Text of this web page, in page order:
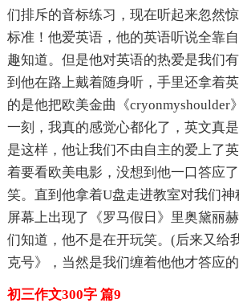
们排斥的音标练习，现在听起来忽然
标准！他爱英语，他的英语听说全靠
趣知道。但是他对英语的热爱是我们
到他在路上戴着随身听，手里还拿着
的是他把欧美金曲《cryonmyshoulder
一刻，我真的感觉心都化了，英文真
是这样，他让我们不由自主的爱上了
着要看欧美电影，没想到他一口答应
笑。直到他拿着U盘走进教室对我们
屏幕上出现了《罗马假日》里奥黛丽
们知道，他不是在开玩笑。(后来又给
克号》，当然是我们缠着他他才答应
初三作文300字 篇9